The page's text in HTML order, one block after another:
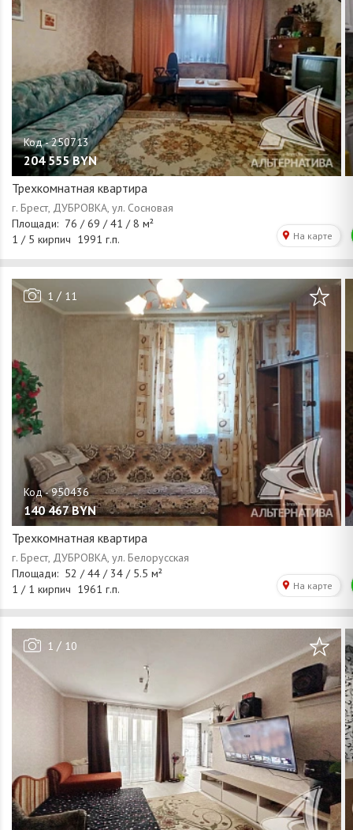
204 555 BYN
Трехкомнатная квартира
1 / 11
140 467 BYN
Трехкомнатная квартира
1 / 10